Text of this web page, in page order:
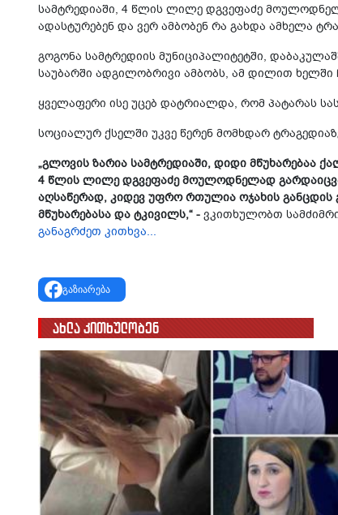
სამტრედიაში, 4 წლის ლილე დგვეფაძე
ადასტურებენ და ვერ ამბობენ რა გახდა ამხელა
გოგონა სამტრედიის მუნიციპალიტეტში,
საუბარში ადგილობრივი ამბობს, ამ დილით ხელში
ყველაფერი ისე უცებ დატრიალდა, რომ პატარას
სოციალურ ქსელში უკვე წერენ მომხდარ
„გლოვის ზარია სამტრედიაში, დიდი მწუხარებაა
4 წლის ლილე დგვეფაძე მოულოდნელად
აღსაწერად, კიდევ უფრო რთულია ოჯახის განცდის
მწუხარებასა და ტკივილს,“ - ვკითხულობთ
განაგრძეთ კითხვა...
გაზიარება
ახლა კითხულობენ